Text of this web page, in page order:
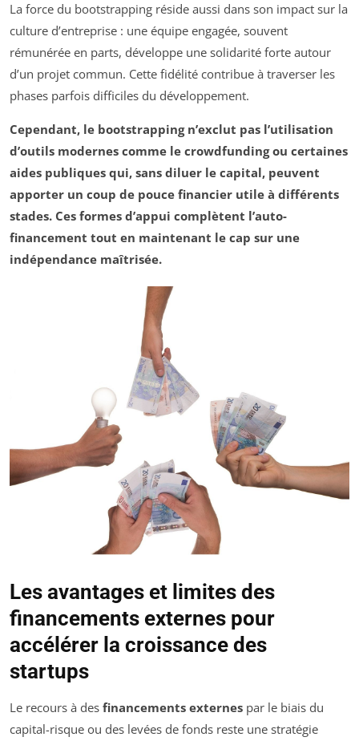
La force du bootstrapping réside aussi dans son impact sur la
culture d’entreprise : une équipe engagée, souvent
rémunérée en parts, développe une solidarité forte autour
d’un projet commun. Cette fidélité contribue à traverser les
phases parfois difficiles du développement.
Cependant, le bootstrapping n’exclut pas l’utilisation
d’outils modernes comme le crowdfunding ou certaines
aides publiques qui, sans diluer le capital, peuvent
apporter un coup de pouce financier utile à différents
stades. Ces formes d’appui complètent l’auto-
financement tout en maintenant le cap sur une
indépendance maîtrisée.
Les avantages et limites des
financements externes pour
accélérer la croissance des
startups
Le recours à des financements externes par le biais du
capital-risque ou des levées de fonds reste une stratégie